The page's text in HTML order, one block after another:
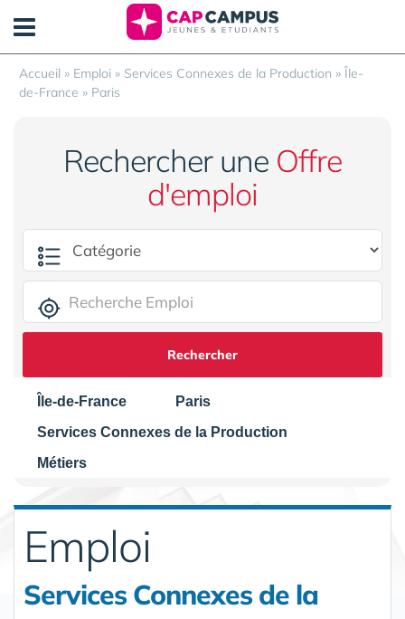
Accueil » Emploi » Services Connexes de la Production » Île-
de-France » Paris
Rechercher une Offre
d'emploi
Rechercher
Île-de-France
Paris
Services Connexes de la Production
Métiers
Emploi
Services Connexes de la
Panneau de gestion des cookies